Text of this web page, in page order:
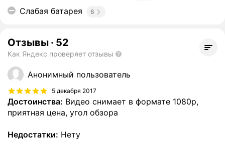
Слабая батарея 6
Отзывы · 52
Как Яндекс проверяет отзывы
Анонимный пользователь
5 декабря 2017
Достоинства: Видео снимает в формате 1080p,
приятная цена, угол обзора
Недостатки: Нету